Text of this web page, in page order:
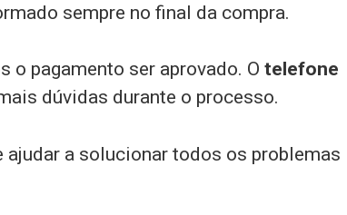
sempre no final da compra.
o pagamento ser aprovado. O telefone
dúvidas durante o processo.
ajudar a solucionar todos os problemas